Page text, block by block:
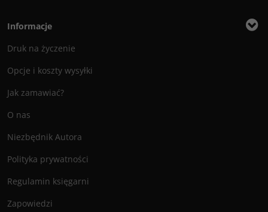
Informacje
Druk na życzenie
Opcje i koszty wysyłki
Jak zamawiać?
O nas
Niezbędnik Autora
Polityka prywatności
Regulamin księgarni
Zapowiedzi